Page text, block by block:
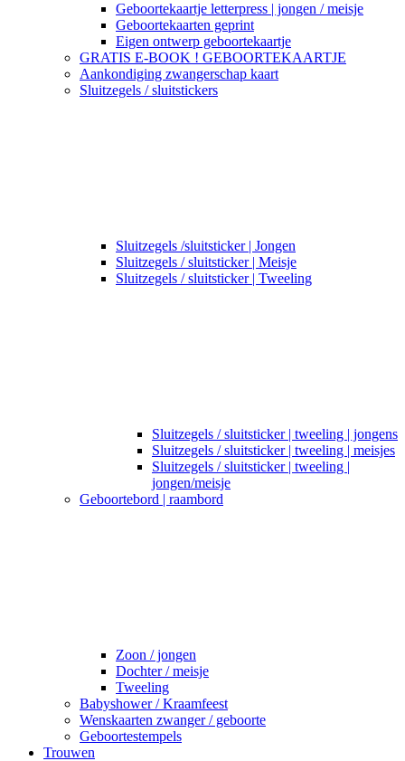
Geboortekaartje letterpress | jongen / meisje
Geboortekaarten geprint
Eigen ontwerp geboortekaartje
GRATIS E-BOOK ! GEBOORTEKAARTJE
Aankondiging zwangerschap kaart
Sluitzegels / sluitstickers
Sluitzegels /sluitsticker | Jongen
Sluitzegels / sluitsticker | Meisje
Sluitzegels / sluitsticker | Tweeling
Sluitzegels / sluitsticker | tweeling | jongens
Sluitzegels / sluitsticker | tweeling | meisjes
Sluitzegels / sluitsticker | tweeling |
jongen/meisje
Geboortebord | raambord
Zoon / jongen
Dochter / meisje
Tweeling
Babyshower / Kraamfeest
Wenskaarten zwanger / geboorte
Geboortestempels
Trouwen